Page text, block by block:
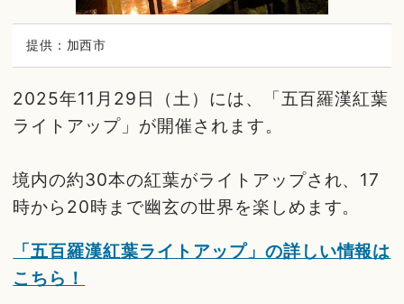
提供：加西市
2025年11月29日（土）には、「五百羅漢紅葉
ライトアップ」が開催されます。
境内の約30本の紅葉がライトアップされ、17
時から20時まで幽玄の世界を楽しめます。
「五百羅漢紅葉ライトアップ」の詳しい情報は
こちら！